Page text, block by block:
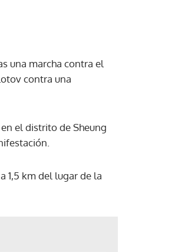
una marcha contra el
contra una
el distrito de Sheung
1,5 km del lugar de la